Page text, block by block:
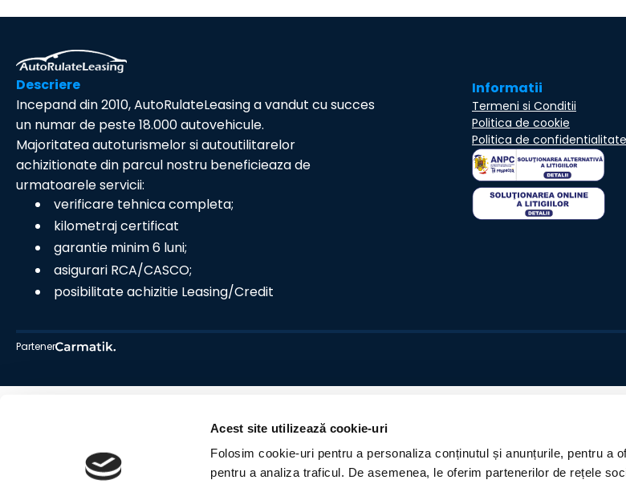
Acest site utilizează cookie-uri
Folosim cookie-uri pentru a personaliza conținutul și anunțurile, pentru a
pentru a analiza traficul. De asemenea, le oferim partenerilor de rețele
Descriere
Incepand din 2010, AutoRulateLeasing a vandut cu succes
un numar de peste 18.000 autovehicule.
Majoritatea autoturismelor si autoutilitarelor
achizitionate din parcul nostru beneficieaza de
urmatoarele servicii:
verificare tehnica completa;
kilometraj certificat
garantie minim 6 luni;
asigurari RCA/CASCO;
posibilitate achizitie Leasing/Credit
Informatii
Termeni si Conditii
Politica de cookie
Politica de confidentialitate
Partener